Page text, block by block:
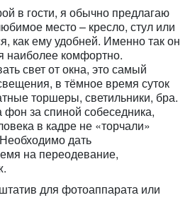
в гости, я обычно предлагаю
место – кресло, стул или
как ему удобней. Именно так он
наиболее комфортно.
свет от окна, это самый
в тёмное время суток
торшеры, светильники, бра.
за спиной собеседника,
в кадре не «торчали»
дать
на переодевание,
для фотоаппарата или